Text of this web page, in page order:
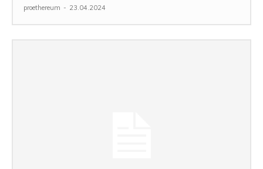
proethereum - 23.04.2024